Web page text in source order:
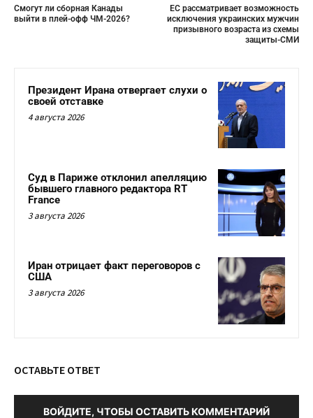
Смогут ли сборная Канады
выйти в плей-офф ЧМ-2026?
ЕС рассматривает возможность
исключения украинских мужчин
призывного возраста из схемы
защиты-СМИ
Президент Ирана отвергает слухи о
своей отставке
4 августа 2026
Суд в Париже отклонил апелляцию
бывшего главного редактора RT
France
3 августа 2026
Иран отрицает факт переговоров с
США
3 августа 2026
ОСТАВЬТЕ ОТВЕТ
ВОЙДИТЕ, ЧТОБЫ ОСТАВИТЬ КОММЕНТАРИЙ